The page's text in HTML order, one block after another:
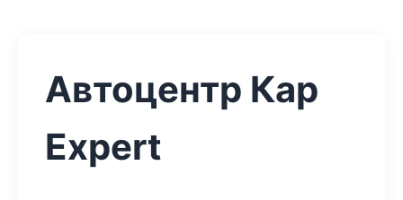
Автоцентр Кар
Expert